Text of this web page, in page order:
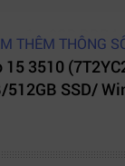
1 x 8GB
cắm
15.6" ( 1920 x
WVA không
THÊM THÔNG
3510
SSD/